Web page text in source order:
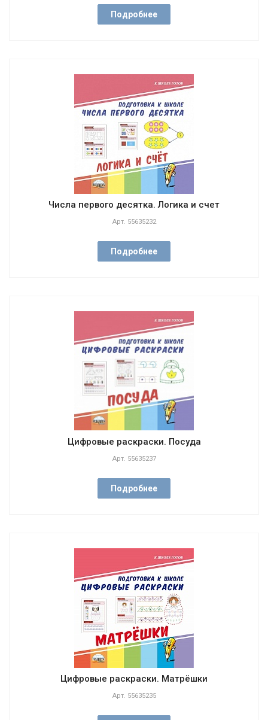
Подробнее
Числа первого десятка. Логика и счет
Арт. 55635232
Подробнее
Цифровые раскраски. Посуда
Арт. 55635237
Подробнее
Цифровые раскраски. Матрёшки
Арт. 55635235